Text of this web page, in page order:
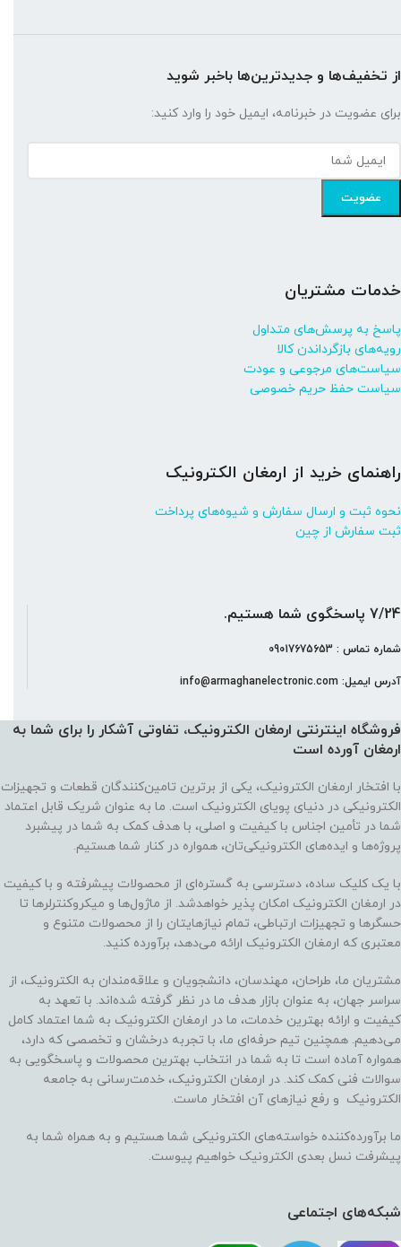
از تخفیف‌ها و جدیدترین‌ها باخبر شوید
برای عضویت در خبرنامه، ایمیل خود را وارد کنید:
خدمات مشتریان
پاسخ به پرسش‌های متداول
رویه‌های بازگرداندن کالا
سیاست‌های مرجوعی و عودت
سیاست حفظ حریم خصوصی
راهنمای خرید از ارمغان الکترونیک
نحوه ثبت و ارسال سفارش و شیوه‌های پرداخت
ثبت سفارش از چین
7/24 پاسخگوی شما هستیم.
شماره تماس : 09017675653
آدرس ایمیل: info@armaghanelectronic.com
فروشگاه اینترنتی ارمغان الکترونیک، تفاوتی آشکار را برای شما به
ارمغان آورده‌ است
با افتخار ارمغان الکترونیک، یکی از برترین تامین‌کنندگان قطعات و تجهیزات
الکترونیکی در دنیای پویای الکترونیک است. ما به عنوان شریک قابل اعتماد
شما در تأمین اجناس با کیفیت و اصلی، با هدف کمک به شما در پیشبرد
پروژه‌ها و ایده‌های الکترونیکی‌تان، همواره در کنار شما هستیم.
با یک کلیک ساده، دسترسی به گستره‌ای از محصولات پیشرفته و با کیفیت
در ارمغان الکترونیک امکان پذیر خواهدشد. از ماژول‌ها و میکروکنترلرها تا
حسگرها و تجهیزات ارتباطی، تمام نیازهایتان را از محصولات متنوع و
معتبری که ارمغان الکترونیک ارائه می‌دهد، برآورده کنید.
مشتریان ما، طراحان، مهندسان، دانشجویان و علاقه‌مندان به الکترونیک، از
سراسر جهان، به عنوان بازار هدف ما در نظر گرفته شده‌اند. با تعهد به
کیفیت و ارائه بهترین خدمات، ما در ارمغان الکترونیک به شما اعتماد کامل
می‌دهیم. همچنین تیم حرفه‌ای ما، با تجربه درخشان و تخصصی که دارد،
همواره آماده است تا به شما در انتخاب بهترین محصولات و پاسخگویی به
سوالات فنی کمک کند. در ارمغان الکترونیک، خدمت‌رسانی به جامعه
الکترونیک و رفع نیازهای آن افتخار ماست.
ما برآورده‌کننده خواسته‌های الکترونیکی شما هستیم و به همراه شما به
پیشرفت نسل بعدی الکترونیک خواهیم پیوست.
شبکه‌های اجتماعی